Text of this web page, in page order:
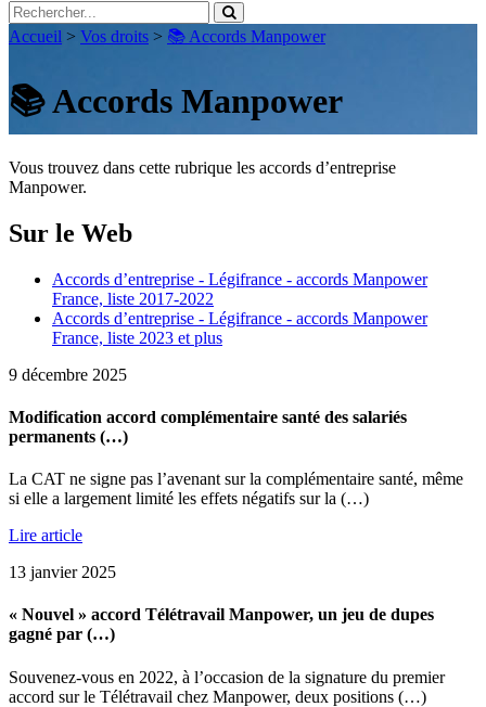
Accueil > Vos droits > 📚 Accords Manpower
📚 Accords Manpower
Vous trouvez dans cette rubrique les accords d’entreprise
Manpower.
Sur le Web
Accords d’entreprise - Légifrance - accords Manpower
France, liste 2017-2022
Accords d’entreprise - Légifrance - accords Manpower
France, liste 2023 et plus
9 décembre 2025
Modification accord complémentaire santé des salariés
permanents (…)
La CAT ne signe pas l’avenant sur la complémentaire santé, même
si elle a largement limité les effets négatifs sur la (…)
Lire article
13 janvier 2025
« Nouvel » accord Télétravail Manpower, un jeu de dupes
gagné par (…)
Souvenez-vous en 2022, à l’occasion de la signature du premier
accord sur le Télétravail chez Manpower, deux positions (…)